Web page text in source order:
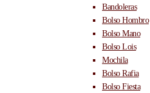
Bandoleras
Bolso Hombro
Bolso Mano
Bolso Lois
Mochila
Bolso Rafia
Bolso Fiesta